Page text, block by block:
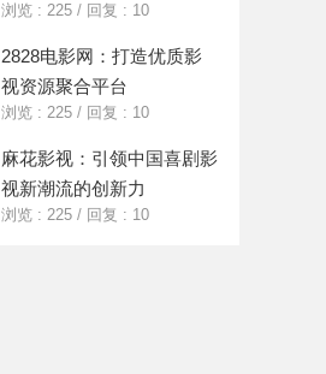
浏览 : 225 / 回复 : 10
2828电影网：打造优质影
视资源聚合平台
浏览 : 225 / 回复 : 10
麻花影视：引领中国喜剧影
视新潮流的创新力
浏览 : 225 / 回复 : 10